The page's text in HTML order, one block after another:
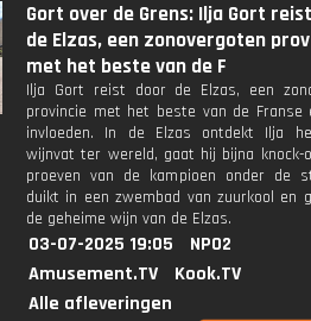
Gort over de Grens: Ilja Gort
de Elzas, een zonovergoten
met het beste van de F
Ilja Gort reist door de Elzas, een
provincie met het beste van de Franse
invloeden. In de Elzas ontdekt Ilja
wijnvat ter wereld, gaat hij bijna knock-
proeven van de kampioen onder de
duikt in een zwembad van zuurkool en
de geheime wijn van de Elzas.
03-07-2025 19:05
NPO2
Amusement.TV
Kook.TV
Alle afleveringen